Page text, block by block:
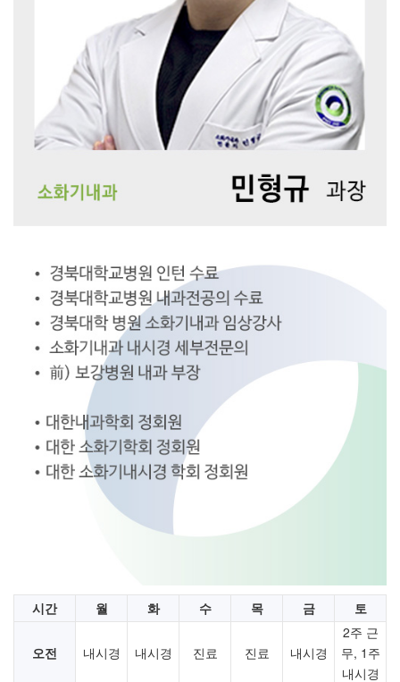
시간 월 화 수 목 금 토
오전 내시경 내시경 진료 진료 내시경
2주 근
무, 1주
내시경